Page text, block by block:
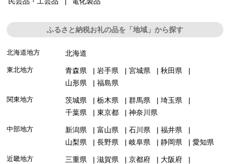
ふるさと納税お礼の品を「地域」から探す
北海道地方 北海道
東北地方 青森県 岩手県 宮城県
秋田県
山形県
福島県
関東地方 茨城県 栃木県 群馬県
埼玉県
千葉県
東京都 神奈川県
中部地方 新潟県 富山県 石川県
福井県
山梨県
長野県 岐阜県 静岡県 愛知県
近畿地方 三重県 滋賀県 京都府
大阪府